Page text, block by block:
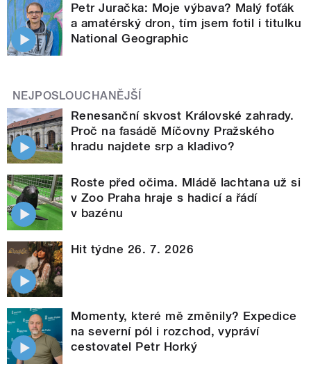
Petr Juračka: Moje výbava? Malý foťák
a amatérský dron, tím jsem fotil i titulku
National Geographic
NEJPOSLOUCHANĚJŠÍ
Renesanční skvost Královské zahrady.
Proč na fasádě Míčovny Pražského
hradu najdete srp a kladivo?
Roste před očima. Mládě lachtana už si
v Zoo Praha hraje s hadicí a řádí
v bazénu
Hit týdne 26. 7. 2026
Momenty, které mě změnily? Expedice
na severní pól i rozchod, vypráví
cestovatel Petr Horký